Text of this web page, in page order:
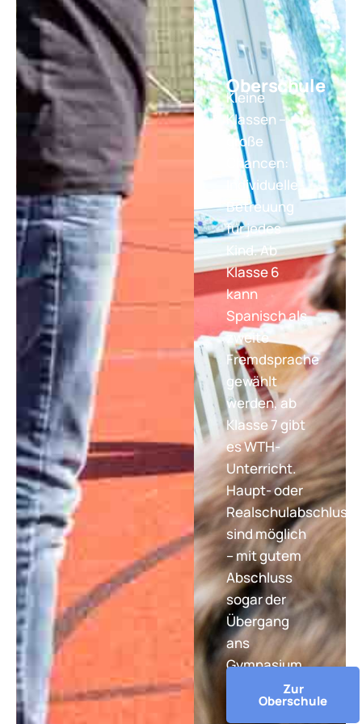
Oberschule
Kleine
Klassen –
große
Chancen:
Individuelle
Betreuung
für jedes
Kind. Ab
Klasse 6
kann
Spanisch als
zweite
Fremdsprache
gewählt
werden, ab
Klasse 7 gibt
es WTH-
Unterricht.
Haupt- oder
Realschulabschluss
sind möglich
– mit gutem
Abschluss
sogar der
Übergang
ans
Gymnasium.
Zur
Oberschule